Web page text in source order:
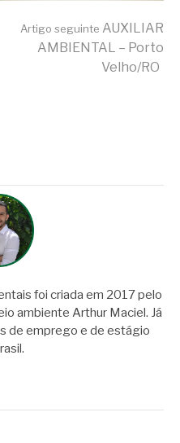
Artigo seguinte AUXILIAR
AMBIENTAL – Porto
Velho/RO
foi criada em 2017 pelo
ambiente Arthur Maciel. Já
de emprego e de estágio